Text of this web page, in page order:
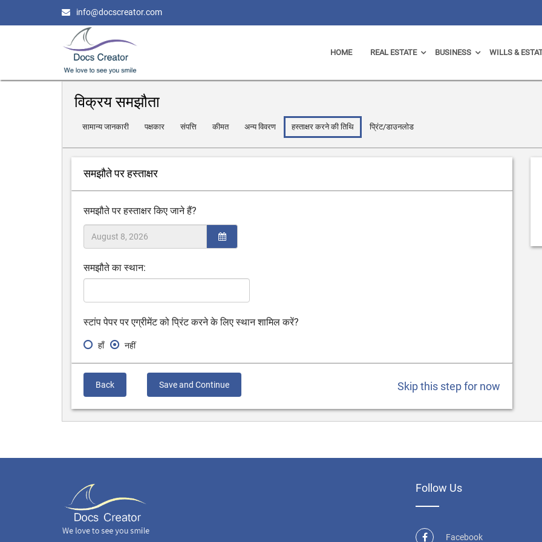
info@docscreator.com
HOME REAL ESTATE BUSINESS WILLS &
विक्रय समझौता
सामान्य जानकारी पक्षकार संपत्ति कीमत अन्य विवरण हस्ताक्षर करने की तिथि प्रिंट/डाउनलोड
समझौते पर हस्ताक्षर
समझौते पर हस्ताक्षर किए जाने हैं?
समझौते का स्थान:
स्टांप पेपर पर एग्रीमेंट को प्रिंट करने के लिए स्थान शामिल करें?
हाँ नहीं
Back Save and Continue Skip this step for now
Follow Us
Facebook